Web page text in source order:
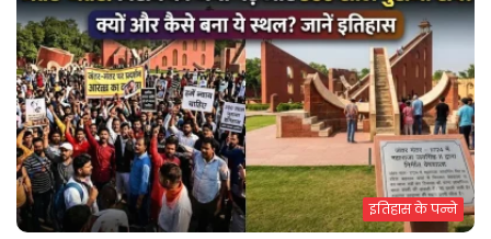
इतिहास के पन्ने